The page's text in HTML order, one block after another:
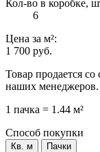
Кол-во в коробке,
6
Цена за м²:
1 700 руб.
Товар продается
наших менеджеров.
1 пачка = 1.44 м²
Способ покупки
Кв. м Пачки